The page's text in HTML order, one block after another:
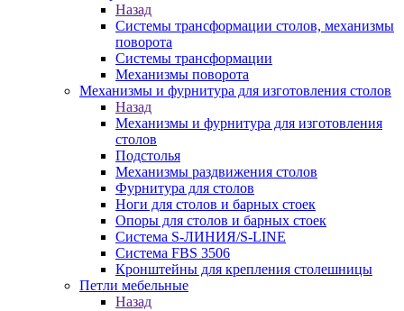
Назад
Системы трансформации столов, механизмы
поворота
Системы трансформации
Механизмы поворота
Механизмы и фурнитура для изготовления столов
Назад
Механизмы и фурнитура для изготовления
столов
Подстолья
Механизмы раздвижения столов
Фурнитура для столов
Ноги для столов и барных стоек
Опоры для столов и барных стоек
Система S-ЛИНИЯ/S-LINE
Система FBS 3506
Кронштейны для крепления столешницы
Петли мебельные
Назад